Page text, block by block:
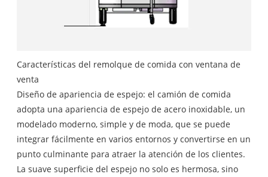
Características del remolque de comida con ventana de
venta
Diseño de apariencia de espejo: el camión de comida
adopta una apariencia de espejo de acero inoxidable, un
modelado moderno, simple y de moda, que se puede
integrar fácilmente en varios entornos y convertirse en un
punto culminante para atraer la atención de los clientes.
La suave superficie del espejo no solo es hermosa, sino